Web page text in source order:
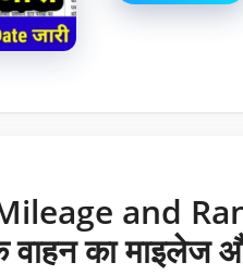
and
का माइलेज